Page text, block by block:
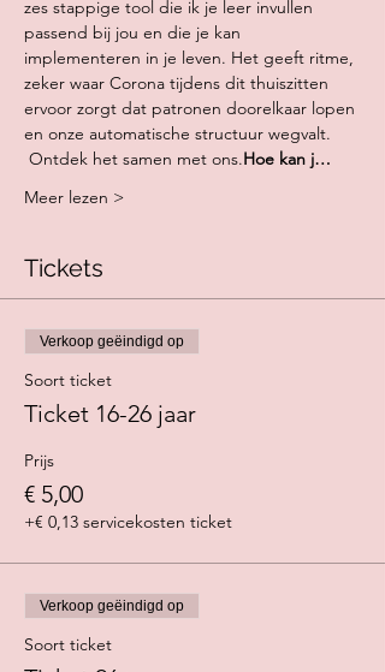
zes stappige tool die ik je leer invullen
passend bij jou en die je kan
implementeren in je leven. Het geeft ritme,
zeker waar Corona tijdens dit thuiszitten
ervoor zorgt dat patronen doorelkaar lopen
en onze automatische structuur wegvalt.
Ontdek het samen met ons.Hoe kan j…
Meer lezen >
Tickets
Verkoop geëindigd op
Soort ticket
Ticket 16-26 jaar
Prijs
€ 5,00
+€ 0,13 servicekosten ticket
Verkoop geëindigd op
Soort ticket